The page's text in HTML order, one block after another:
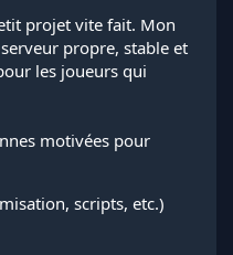
projet vite fait. Mon
propre, stable et
les joueurs qui
motivées pour
scripts, etc.)